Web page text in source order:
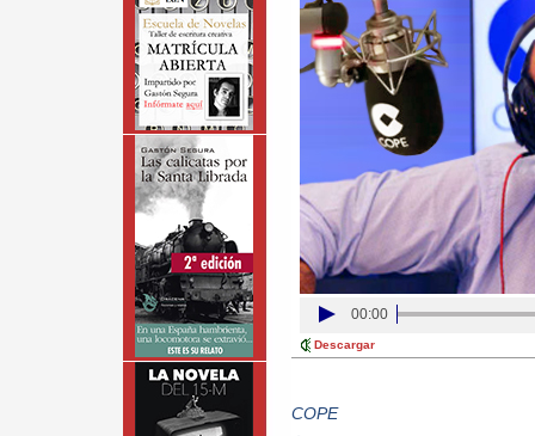
00:00
Descargar
COPE